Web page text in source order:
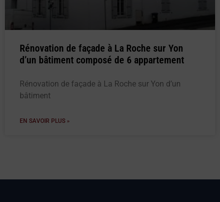
Rénovation de façade à La Roche sur Yon
d’un bâtiment composé de 6 appartement
Rénovation de façade à La Roche sur Yon d’un
bâtiment
EN SAVOIR PLUS »